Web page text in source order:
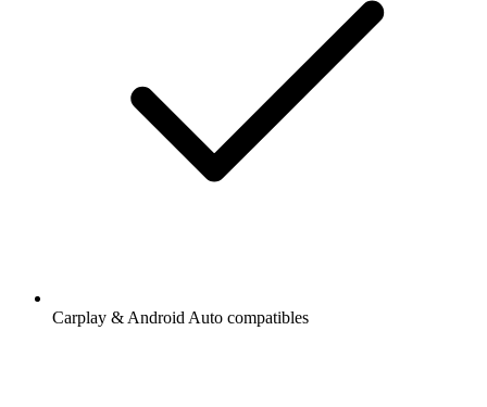
Carplay & Android Auto compatibles